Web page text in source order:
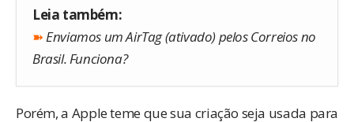
Leia também:
➽ Enviamos um AirTag (ativado) pelos Correios no
Brasil. Funciona?
Porém, a Apple teme que sua criação seja usada para